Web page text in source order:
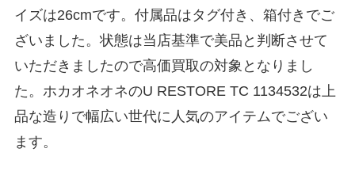
イズは26cmです。付属品はタグ付き、箱付きでご
ざいました。状態は当店基準で美品と判断させて
いただきましたので高価買取の対象となりまし
た。ホカオネオネのU RESTORE TC 1134532は上
品な造りで幅広い世代に人気のアイテムでござい
ます。